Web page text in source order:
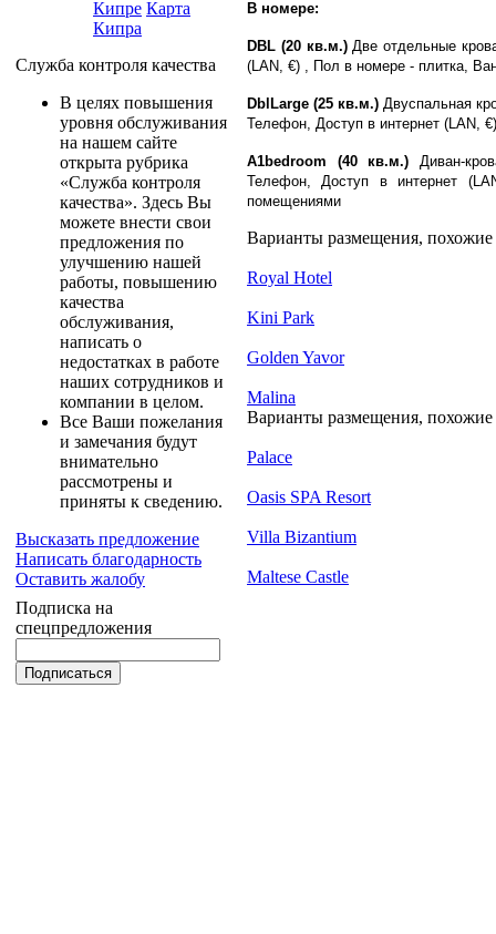
Кипре Карта
Кипра
Служба контроля качества
В целях повышения
уровня обслуживания
на нашем сайте
открыта рубрика
«Служба контроля
качества». Здесь Вы
можете внести свои
предложения по
улучшению нашей
работы, повышению
качества
обслуживания,
написать о
недостатках в работе
наших сотрудников и
компании в целом.
Все Ваши пожелания
и замечания будут
внимательно
рассмотрены и
приняты к сведению.
Высказать предложение
Написать благодарность
Оставить жалобу
Подписка на
спецпредложения
В номере:
DBL (20 кв.м.)Две отдельные
(LAN, €) , Пол в номере - плитка,
DblLarge (25 кв.м.) Двуспальная
Телефон, Доступ в интернет (LAN,
A1bedroom (40 кв.м.) Диван-
Телефон, Доступ в интернет
помещениями
Варианты размещения,
Royal Hotel
Kini Park
Golden Yavor
Malina
Варианты размещения,
Palace
Oasis SPA Resort
Villa Bizantium
Maltese Castle